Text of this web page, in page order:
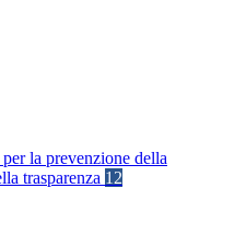
la prevenzione della
trasparenza 12